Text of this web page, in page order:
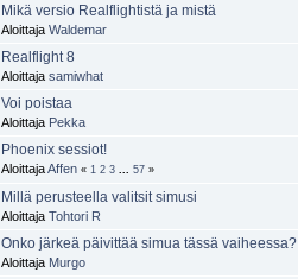
Mikä versio Realflightistä ja mistä
AloittajaWaldemar
Realflight 8
Aloittajasamiwhat
Voi poistaa
Aloittaja Pekka
Phoenix sessiot!
AloittajaAffen « 1 2 3 ...57 »
Millä perusteella valitsit simusi
AloittajaTohtori R
Onko järkeä päivittää simua tässä vaiheessa?
Aloittaja Murgo